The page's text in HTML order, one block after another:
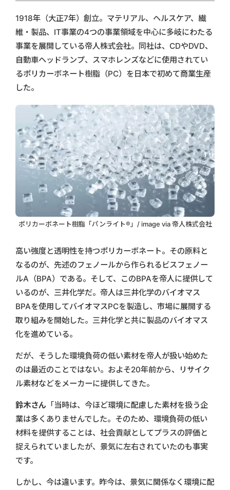
1918年（大正7年）創立。マテリアル、ヘルスケア、繊
維・製品、IT事業の4つの事業領域を中心に多岐にわたる
事業を展開している帝人株式会社。同社は、CDやDVD、
自動車ヘッドランプ、スマホレンズなどに使用されてい
るポリカーボネート樹脂（PC）を日本で初めて商業生産
した。
ポリカーボネート樹脂「パンライト®」/ image via 帝人株式会社
高い強度と透明性を持つポリカーボネート。その原料と
なるのが、先述のフェノールから作られるビスフェノー
ルA（BPA）である。そして、このBPAを帝人に提供して
いるのが、三井化学だ。帝人は三井化学のバイオマス
BPAを使用してバイオマスPCを製造し、市場に展開する
取り組みを開始した。三井化学と共に製品のバイオマス
化を進めている。
だが、そうした環境負荷の低い素材を帝人が扱い始めた
のは最近のことではない。およそ20年前から、リサイク
ル素材などをメーカーに提供してきた。
鈴木さん 「当時は、今ほど環境に配慮した素材を扱う企
業は多くありませんでした。そのため、環境負荷の低い
材料を提供することは、社会貢献としてプラスの評価と
捉えられていましたが、景気に左右されていたのも事実
です。
しかし、今は違います。昨今は、景気に関係なく環境に配